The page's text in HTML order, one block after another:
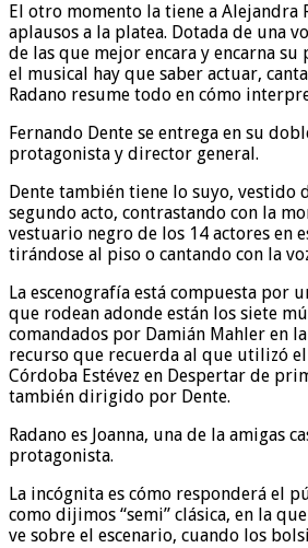
El otro momento la tiene a Alejandra
aplausos a la platea. Dotada de una
de las que mejor encara y encarna su
el musical hay que saber actuar,
Radano resume todo en cómo
Fernando Dente se entrega en su
protagonista y director general.
Dente también tiene lo suyo, vestido
segundo acto, contrastando con la
vestuario negro de los 14 actores en
tirándose al piso o cantando con la
La escenografía está compuesta por
que rodean adonde están los siete
comandados por Damián Mahler en
recurso que recuerda al que utilizó
Córdoba Estévez en Despertar de
también dirigido por Dente.
Radano es Joanna, una de la amigas
protagonista.
La incógnita es cómo responderá el
como dijimos “semi” clásica, en la
ve sobre el escenario, cuando los